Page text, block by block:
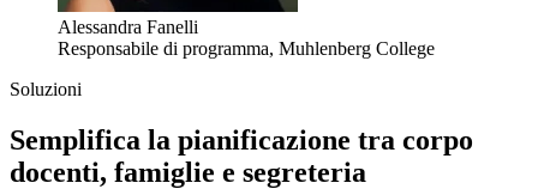
Alessandra Fanelli
Responsabile di programma, Muhlenberg College
Soluzioni
Semplifica la pianificazione tra corpo
docenti, famiglie e segreteria